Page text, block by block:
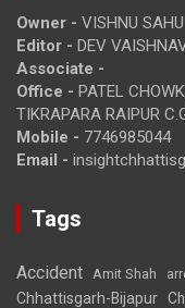
Owner - VISHNU SAHU
Editor - DEV
Associate -
Office - PATEL
TIKRAPARA RAIPUR
Mobile - 7746985044
Email -
Tags
Accident Amit Shah
Chhattisgarh-Bijapur